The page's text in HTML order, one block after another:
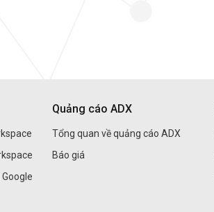
Google
Quảng cáo ADX
Tổng quan về quảng cáo ADX
Báo giá